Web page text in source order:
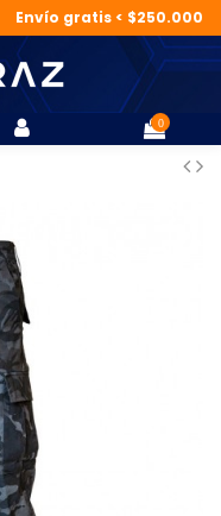
Envío gratis < $250.000
0